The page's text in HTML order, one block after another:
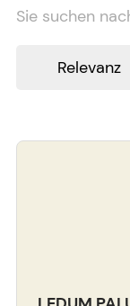
Sie suchen